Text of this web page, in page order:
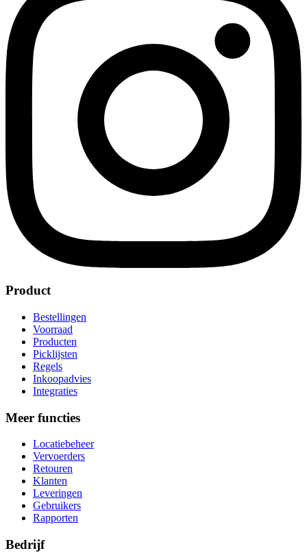
Product
Bestellingen
Voorraad
Producten
Picklijsten
Regels
Inkoopadvies
Integraties
Meer functies
Locatiebeheer
Vervoerders
Retouren
Klanten
Leveringen
Gebruikers
Rapporten
Bedrijf